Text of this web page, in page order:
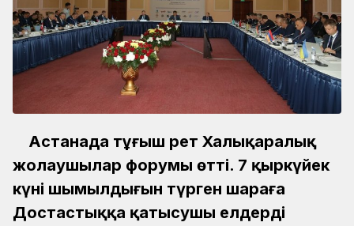
Астанада тұңғыш рет Халықаралық
жолаушылар форумы өтті. 7 қыркүйек
күні шымылдығын түрген шараға
Достастыққа қатысушы елдердің